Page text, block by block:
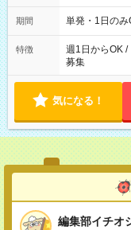
勤務 勤務：月・水
可能です！ ※1日あたりの最大実働時間は日勤、夜勤共に勤務し
期間 単発・1日のみ
特徴
週1日からOK /
募集
気になる！
編集部イチオ